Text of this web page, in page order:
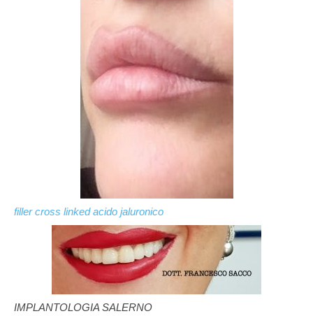
filler cross linked acido jaluronico
IMPLANTOLOGIA SALERNO